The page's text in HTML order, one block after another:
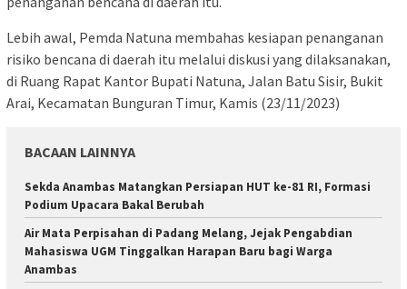
Lebih awal, Pemda Natuna membahas kesiapan penanganan
risiko bencana di daerah itu melalui diskusi yang dilaksanakan,
di Ruang Rapat Kantor Bupati Natuna, Jalan Batu Sisir, Bukit
Arai, Kecamatan Bunguran Timur, Kamis (23/11/2023)
BACAAN LAINNYA
Sekda Anambas Matangkan Persiapan HUT ke-81 RI, Formasi
Podium Upacara Bakal Berubah
Air Mata Perpisahan di Padang Melang, Jejak Pengabdian
Mahasiswa UGM Tinggalkan Harapan Baru bagi Warga
Anambas